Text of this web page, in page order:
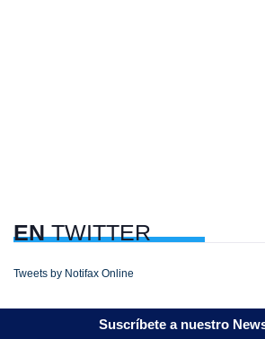
ENTWITTER
Tweets by Notifax Online
Suscríbete a nuestro